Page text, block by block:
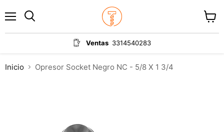
Ventas 3314540283
carrito
Inicio Opresor Socket Negro NC - 5/8 X 1 3/4